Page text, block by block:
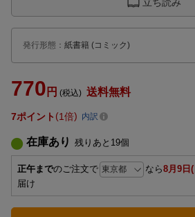
発行形態 ： 紙書籍 (コミック)
770 円 (税込) 送料無料
7ポイント 1倍 内訳
在庫あり 残りあと 19個
正午までのご注文で なら8月9日
届け